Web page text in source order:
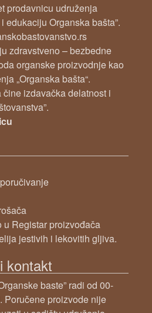
prodavnicu udruženja
edukaciju Organska bašta”.
zdravstveno – bezbedne
organske proizvodnje kao
„Organska bašta“.
izdavačka delatnost i
Registar proizvođača
jestivih i lekovitih gljiva.
kontakt
baste” radi od 00-
Poručene proizvode nije